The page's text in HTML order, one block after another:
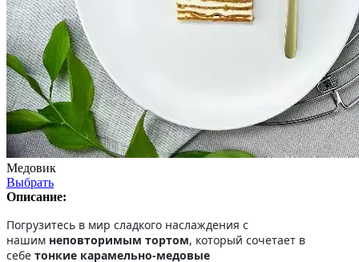
Медовик
Выбрать
Описание:
Погрузитесь в мир сладкого наслаждения с
нашим неповторимым тортом, который сочетает в
себе тонкие карамельно-медовые